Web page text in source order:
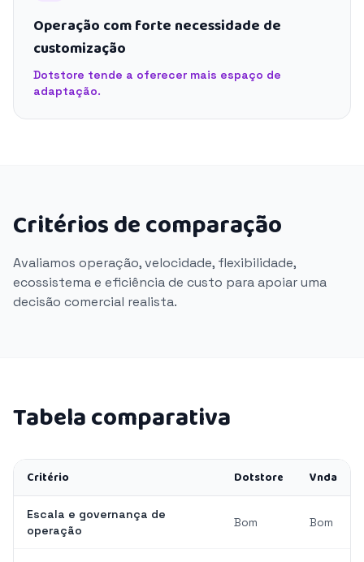
Operação com forte necessidade de
customização
Dotstore tende a oferecer mais espaço de
adaptação.
Critérios de comparação
Avaliamos operação, velocidade, flexibilidade,
ecossistema e eficiência de custo para apoiar uma
decisão comercial realista.
Tabela comparativa
Critério Dotstore Vnda
Escala e governança de
operação
Bom Bom